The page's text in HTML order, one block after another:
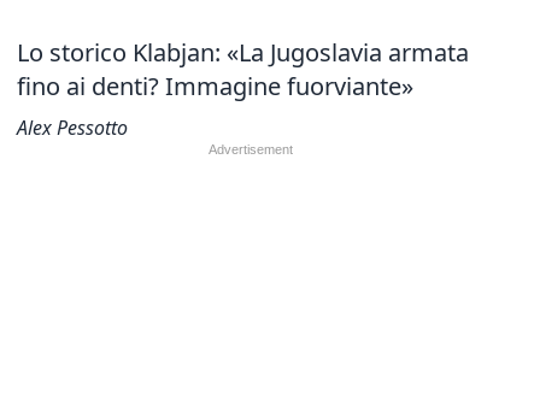
Lo storico Klabjan: «La Jugoslavia armata
fino ai denti? Immagine fuorviante»
Alex Pessotto